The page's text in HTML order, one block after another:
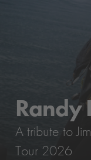
Randy
A tribute to
Tour 2026